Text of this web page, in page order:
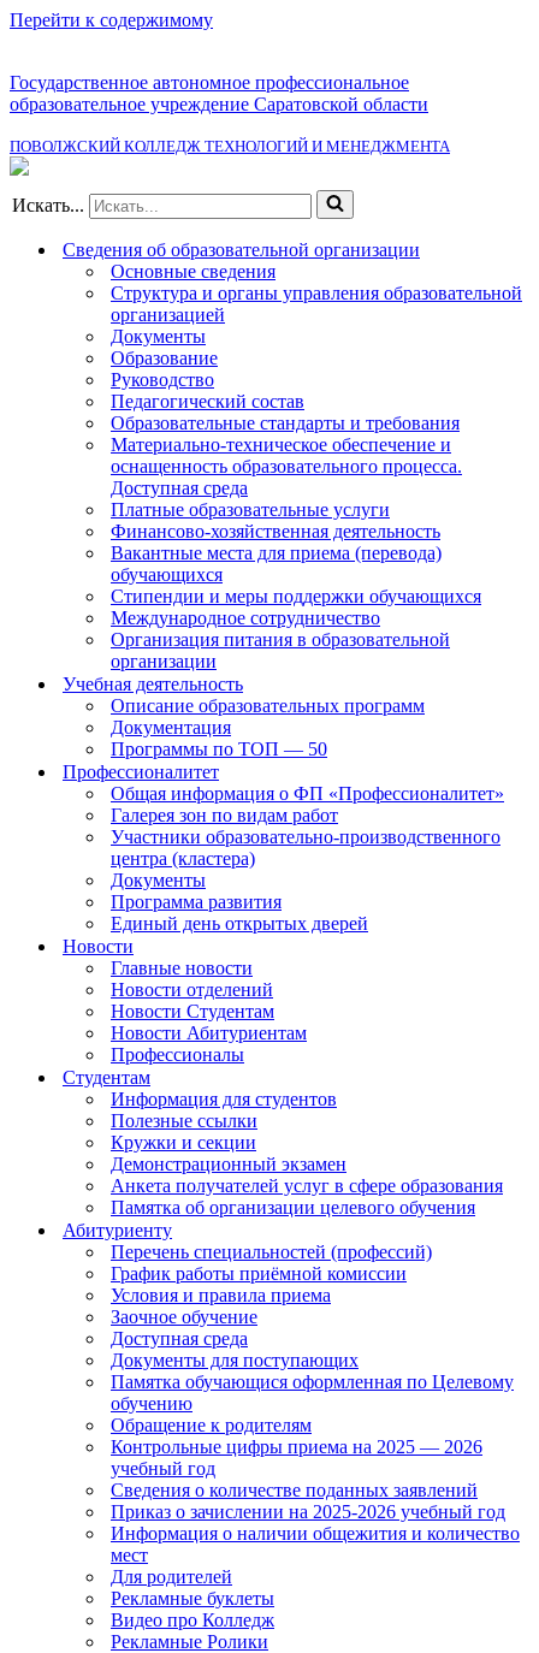
Перейти к содержимому
Государственное автономное профессиональное
образовательное учреждение Саратовской области
ПОВОЛЖСКИЙ КОЛЛЕДЖ ТЕХНОЛОГИЙ И МЕНЕДЖМЕНТА
Искать...
Сведения об образовательной организации
Основные сведения
Структура и органы управления образовательной
организацией
Документы
Образование
Руководство
Педагогический состав
Образовательные стандарты и требования
Материально-техническое обеспечение и
оснащенность образовательного процесса.
Доступная среда
Платные образовательные услуги
Финансово-хозяйственная деятельность
Вакантные места для приема (перевода)
обучающихся
Стипендии и меры поддержки обучающихся
Международное сотрудничество
Организация питания в образовательной
организации
Учебная деятельность
Описание образовательных программ
Документация
Программы по ТОП — 50
Профессионалитет
Общая информация о ФП «Профессионалитет»
Галерея зон по видам работ
Участники образовательно-производственного
центра (кластера)
Документы
Программа развития
Единый день открытых дверей
Новости
Главные новости
Новости отделений
Новости Студентам
Новости Абитуриентам
Профессионалы
Студентам
Информация для студентов
Полезные ссылки
Кружки и секции
Демонстрационный экзамен
Анкета получателей услуг в сфере образования
Памятка об организации целевого обучения
Абитуриенту
Перечень специальностей (профессий)
График работы приёмной комиссии
Условия и правила приема
Заочное обучение
Доступная среда
Документы для поступающих
Памятка обучающися оформленная по Целевому
обучению
Обращение к родителям
Контрольные цифры приема на 2025 — 2026
учебный год
Сведения о количестве поданных заявлений
Приказ о зачислении на 2025-2026 учебный год
Информация о наличии общежития и количество
мест
Для родителей
Рекламные буклеты
Видео про Колледж
Рекламные Ролики